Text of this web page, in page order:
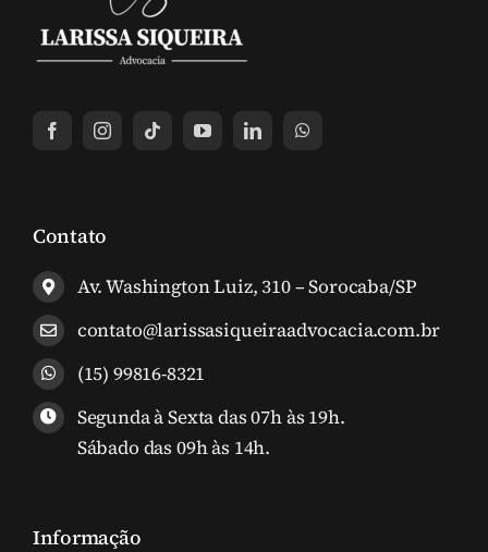
Contato
Av. Washington Luiz, 310 – Sorocaba/SP
contato@larissasiqueiraadvocacia.com.br
(15) 99816-8321
Segunda à Sexta das 07h às 19h.
Sábado das 09h às 14h.
Informação